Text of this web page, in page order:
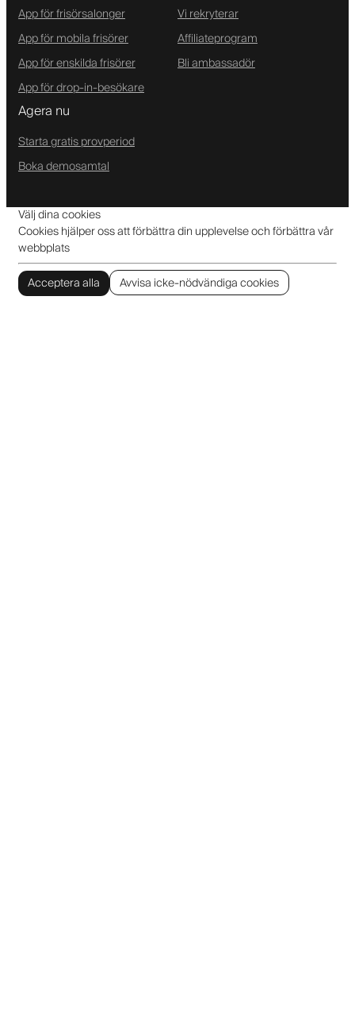
App för frisörsalonger
App för mobila frisörer
App för enskilda frisörer
App för drop-in-besökare
Vi rekryterar
Affiliateprogram
Bli ambassadör
Agera nu
Starta gratis provperiod
Boka demosamtal
Välj dina cookies
Cookies hjälper oss att förbättra din upplevelse och förbättra vår
webbplats
Acceptera alla
Avvisa icke-nödvändiga cookies